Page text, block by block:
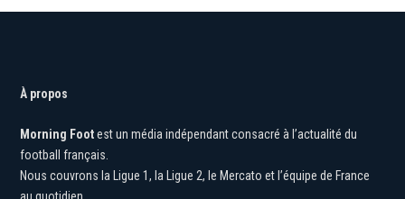
À propos
Morning Foot
est un média indépendant consacré à l’actualité du
football français.
Nous couvrons la Ligue 1, la Ligue 2, le Mercato et l’équipe de France